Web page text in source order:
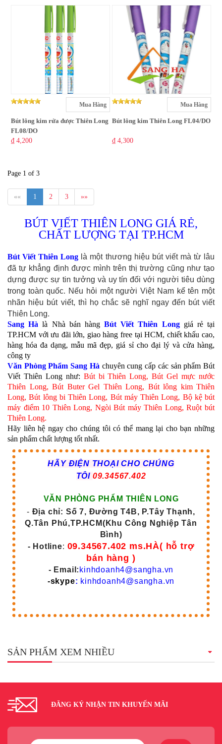
Mua Hàng
Bút lông kim rửa được Thiên Long
FL08/DO
₫ 4,200
Mua Hàng
Bút lông kim Thiên Long FL04/DO
₫ 4,300
Page 1 of 3
«« 1 2 3 »»
BÚT VIẾT THIÊN LONG GIÁ RẺ,
CHẤT LƯỢNG TẠI TP.HCM
Bút Viết Thiên Long là một thương hiệu bút viết mà từ lâu
đã tự khẳng định được mình trên thị trường cũng như tạo
dựng được sự tin tưởng và uy tín đối với người tiêu dùng
trong toàn quốc. Nếu hỏi một người Việt Nam kể tên một
nhãn hiệu bút viết, thì họ chắc sẽ nghĩ ngay đến bút viết
Thiên Long.
Sang Hà là Nhà bán hàngBút Viết Thiên Long giá rẻ tại
TP.HCM với ưu đãi lớn, giao hàng free tại HCM, chiết khấu cao,
hàng hóa đa dạng, mẫu mã đẹp, giá sỉ cho đại lý và cửa hàng,
công ty
Văn Phòng Phẩm Sang Hà chuyên cung cấp các sản phẩm Bút
Viết Thiên Long như: Bút bi Thiên Long, Bút Gel mực nước
Thiên Long, Bút Buter Gel Thiên Long, Bút lông kim Thiên
Long, Bút lông bi Thiên Long, Bút máy Thiên Long, Bộ kệ bút
máy điểm 10 Thiên Long, Ngòi Bút máy Thiên Long, Ruột bút
Thiên Long.
Hãy liên hệ ngay cho chúng tôi có thể mang lại cho bạn những
sản phẩm chất lượng tốt nhất.
HÃY ĐIỆN THOẠI CHO CHÚNG
TÔI 09.34567.402
VĂN PHÒNG PHẨM THIÊN LONG
- Địa chỉ: Số 7, Đường T4B, P.Tây Thạnh,
Q.Tân Phú,TP.HCM(Khu Công Nghiệp Tân
Bình)
- Hotline: 09.34567.402 ms.HÀ( hỗ trợ
bán hàng )
- Email: kinhdoanh4@sangha.vn
-skype: kinhdoanh4@sangha.vn
SẢN PHẨM XEM NHIỀU
ĐĂNG KÝ NHẬN TIN KHUYẾN MÃI